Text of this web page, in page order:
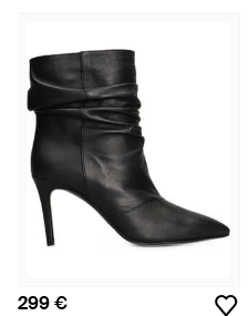
299 €